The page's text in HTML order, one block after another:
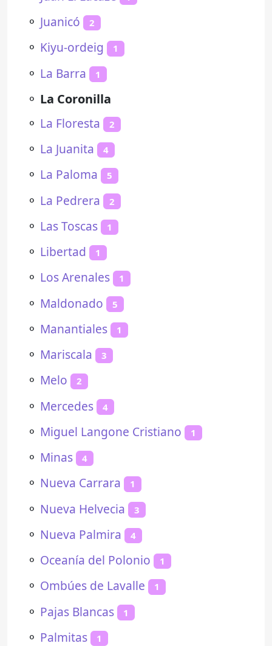
⚬ Juanicó 2
⚬ Kiyu-ordeig 1
⚬ La Barra 1
⚬ La Coronilla
⚬ La Floresta 2
⚬ La Juanita 4
⚬ La Paloma 5
⚬ La Pedrera 2
⚬ Las Toscas 1
⚬ Libertad 1
⚬ Los Arenales 1
⚬ Maldonado 5
⚬ Manantiales 1
⚬ Mariscala 3
⚬ Melo 2
⚬ Mercedes 4
⚬ Miguel Langone Cristiano 1
⚬ Minas 4
⚬ Nueva Carrara 1
⚬ Nueva Helvecia 3
⚬ Nueva Palmira 4
⚬ Oceanía del Polonio 1
⚬ Ombúes de Lavalle 1
⚬ Pajas Blancas 1
⚬ Palmitas 1